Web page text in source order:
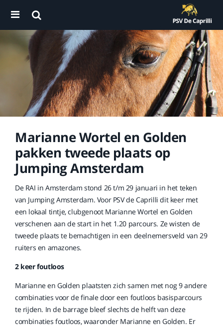
Marianne Wortel en Golden
pakken tweede plaats op
Jumping Amsterdam
De RAI in Amsterdam stond 26 t/m 29 januari in het teken
van Jumping Amsterdam. Voor PSV de Caprilli dit keer met
een lokaal tintje, clubgenoot Marianne Wortel en Golden
verschenen aan de start in het 1.20 parcours. Ze wisten de
tweede plaats te bemachtigen in een deelnemersveld van 29
ruiters en amazones.
2 keer foutloos
Marianne en Golden plaatsten zich samen met nog 9 andere
combinaties voor de finale door een foutloos basisparcours
te rijden. In de barrage bleef slechts de helft van deze
combinaties foutloos, waaronder Marianne en Golden. Er